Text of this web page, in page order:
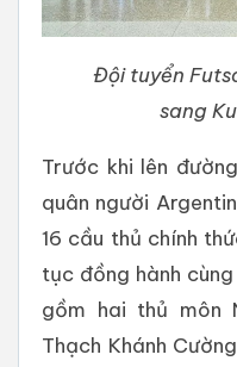
Đội tuyển
sang
Trước khi lên
quân người
16 cầu thủ chính
tục đồng hành
gồm hai thủ môn
Thạch Khánh